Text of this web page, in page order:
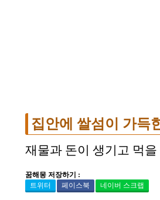
집안에 쌀섬이 가득
재물과 돈이 생기고 먹
꿈해몽 저장하기 :
트위터
페이스북 네이버 스크랩